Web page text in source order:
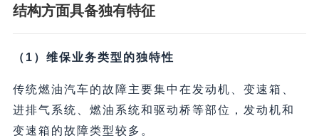
结构方面具备独有特征
（1）维保业务类型的独特性
传统燃油汽车的故障主要集中在发动机、变速箱、
进排气系统、燃油系统和驱动桥等部位，发动机和
变速箱的故障类型较多。